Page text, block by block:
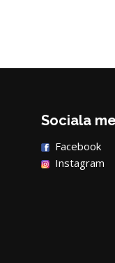
Sociala
Facebook
Instagram